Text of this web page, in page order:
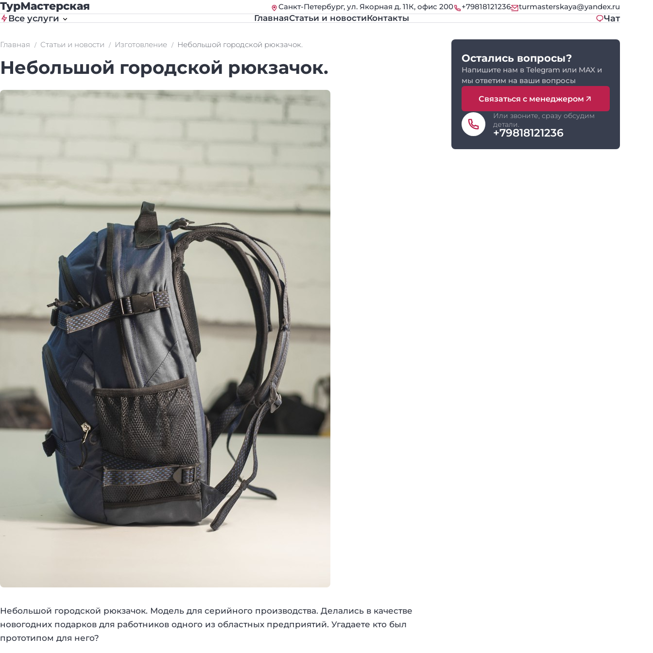
ТурМастерская Санкт-Петербург, ул. Якорная д. 11К, офис 200 +79818121236 turmasterskaya@yandex.ru
Все услуги ГлавнаяСтатьи и новостиКонтакты Чат
Главная Статьи и новости Изготовление Небольшой городской рюкзачок.
Небольшой городской рюкзачок.
Небольшой городской рюкзачок. Модель для серийного производства. Делались в качестве
новогодних подарков для работников одного из областных предприятий. Угадаете кто был
прототипом для него?
Остались вопросы?
Напишите нам в Telegram или MAX и
мы ответим на ваши вопросы
Связаться с менеджером
Или звоните, сразу обсудим
детали.
+79818121236